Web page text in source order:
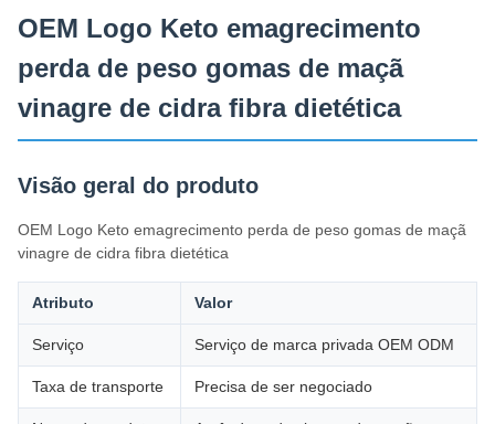
OEM Logo Keto emagrecimento
perda de peso gomas de maçã
vinagre de cidra fibra dietética
Visão geral do produto
OEM Logo Keto emagrecimento perda de peso gomas de maçã
vinagre de cidra fibra dietética
Atributo Valor
Serviço Serviço de marca privada OEM ODM
Taxa de transporte Precisa de ser negociado